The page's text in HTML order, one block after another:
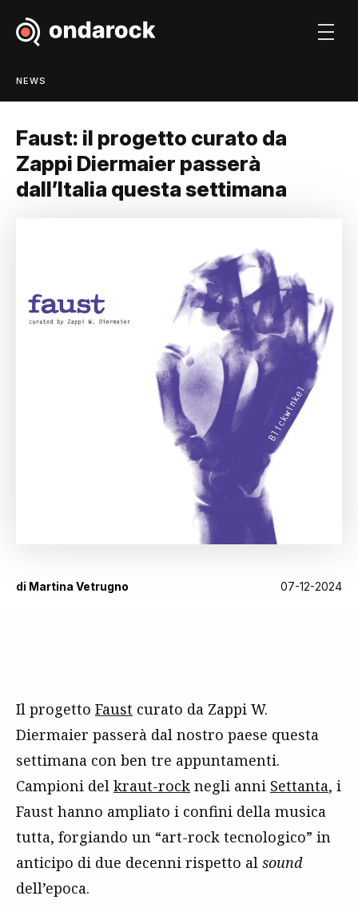
NEWS
Faust: il progetto curato da
Zappi Diermaier passerà
dall’Italia questa settimana
di Martina Vetrugno 07-12-2024
Il progetto Faust curato da Zappi W.
Diermaier passerà dal nostro paese questa
settimana con ben tre appuntamenti.
Campioni del kraut-rock negli anni Settanta, i
Faust hanno ampliato i confini della musica
tutta, forgiando un “art-rock tecnologico” in
anticipo di due decenni rispetto al sound
dell’epoca.